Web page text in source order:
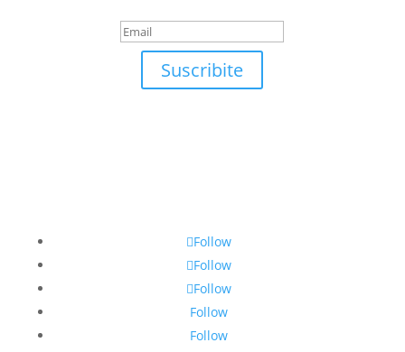
Suscribite
Follow
Follow
Follow
Follow
Follow